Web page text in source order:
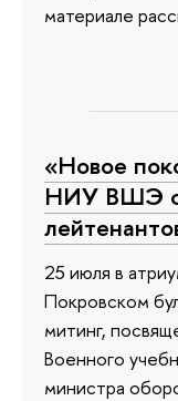
материале
«Новое
НИУ ВШЭ
25 июля в
Покровском
митинг,
Военного
министра